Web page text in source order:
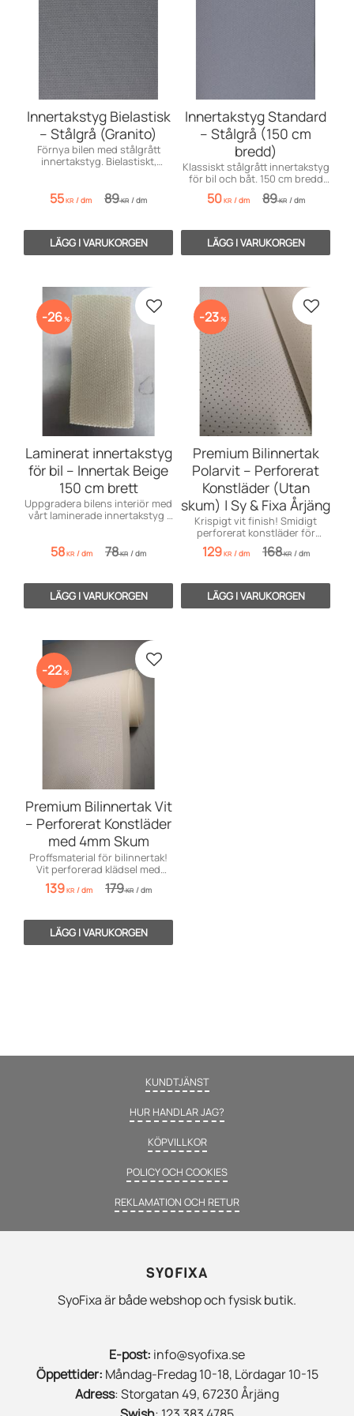
Innertakstyg Bielastisk
– Stålgrå (Granito)
Förnya bilen med stålgrått
innertakstyg. Bielastiskt,
55KR /dm 89KR /dm
Innertakstyg Standard
– Stålgrå (150 cm
bredd)
Klassiskt stålgrått innertakstyg
för bil och båt. 150 cm bredd
och 4 mm tjocklek. Säljes per
dm.
50KR /dm 89KR /dm
Laminerat innertakstyg
för bil – Innertak Beige
150 cm brett
Uppgradera bilens interiör med
vårt laminerade innertakstyg i
cm brett för flexibel monteri
58KR /dm 78KR /dm
26% Lägg till i favoriter
Premium Bilinnertak
Polarvit – Perforerat
Konstläder (Utan
skum) | Sy & Fixa Årjäng
Krispigt vit finish! Smidigt
perforerat konstläder för
bilinredning. Säljes per dm från
Årjäng.
129KR /dm 168KR /dm
23% Lägg
Premium Bilinnertak Vit
– Perforerat Konstläder
med 4mm Skum
Proffsmaterial för bilinnertak!
Vit perforerad klädsel med
4mm skum för perfekt finish.
139KR /dm 179KR /dm
22% Lägg till i favoriter
KUNDTJÄNST
HUR HANDLAR JAG?
KÖPVILLKOR
POLICY OCH COOKIES
REKLAMATION OCH RETUR
SYOFIXA
SyoFixa är både webshop och fysisk butik.
E-post: info@syofixa.se
Öppettider: Måndag-Fredag 10-18, Lördagar 10-15
Adress: Storgatan 49, 67230 Årjäng